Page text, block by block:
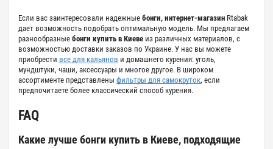
Если вас заинтересовали надежные бонги, интернет-магазин Rtabak
дает возможность подобрать оптимальную модель. Мы предлагаем
разнообразные бонги купить в Киеве из различных материалов, с
возможностью доставки заказов по Украине. У нас вы можете
приобрести все для кальянов и домашнего курения: уголь,
мундштуки, чаши, аксессуары и многое другое. В широком
ассортименте представлены фильтры для самокруток, если
предпочитаете более классический способ курения.
FAQ
Какие лучше бонги купить в Киеве, подходящие